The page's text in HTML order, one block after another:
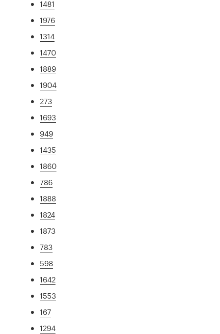
1481
1976
1314
1470
1889
1904
273
1693
949
1435
1860
786
1888
1824
1873
783
598
1642
1553
167
1294